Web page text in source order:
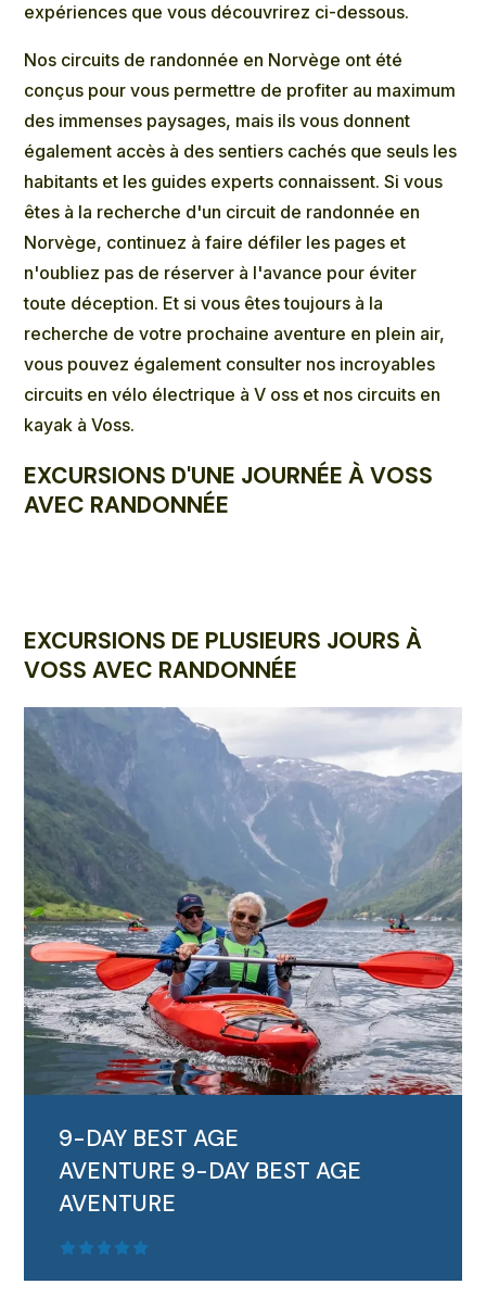
expériences que vous découvrirez ci-dessous.
Nos circuits de randonnée en Norvège ont été
conçus pour vous permettre de profiter au maximum
des immenses paysages, mais ils vous donnent
également accès à des sentiers cachés que seuls les
habitants et les guides experts connaissent. Si vous
êtes à la recherche d'un circuit de randonnée en
Norvège, continuez à faire défiler les pages et
n'oubliez pas de réserver à l'avance pour éviter
toute déception. Et si vous êtes toujours à la
recherche de votre prochaine aventure en plein air,
vous pouvez également consulter nos incroyables
circuits en vélo électrique à V oss et nos circuits en
kayak à Voss.
EXCURSIONS D'UNE JOURNÉE À VOSS
AVEC RANDONNÉE
EXCURSIONS DE PLUSIEURS JOURS À
VOSS AVEC RANDONNÉE
9-DAY BEST AGE
AVENTURE 9-DAY BEST AGE
AVENTURE